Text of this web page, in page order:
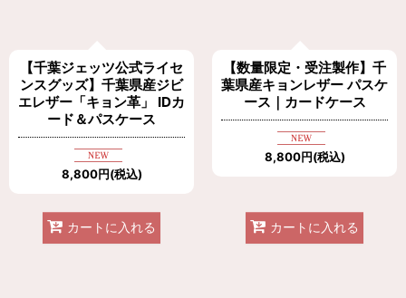
【千葉ジェッツ公式ライセ
ンスグッズ】千葉県産ジビ
エレザー「キョン革」 IDカ
ード＆パスケース
8,800円(税込)
カートに入れる
【数量限定・受注製作】千
葉県産キョンレザー パスケ
ース｜カードケース
8,800円(税込)
カートに入れる